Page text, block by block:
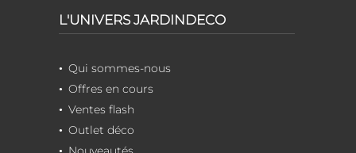
L'UNIVERS JARDINDECO
Qui sommes-nous
Offres en cours
Ventes flash
Outlet déco